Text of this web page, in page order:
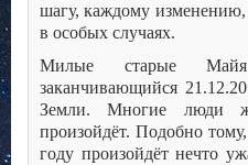
шагу, каждому
в особых случаях.
Милые старые Майя
заканчивающийся
Земли. Многие люди
произойдёт. Подобно
году произойдёт нечто